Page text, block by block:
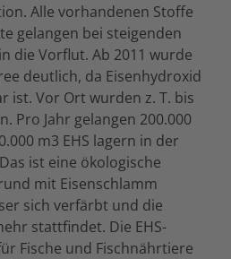
Alle vorhandenen Stoffe
gelangen bei steigenden
die Vorflut. Ab 2011 wurde
deutlich, da Eisenhydroxid
ist. Vor Ort wurden z. T. bis
Pro Jahr gelangen 200.000
m3 EHS lagern in der
ist eine ökologische
mit Eisenschlamm
sich verfärbt und die
stattfindet. Die EHS-
Fische und Fischnährtiere